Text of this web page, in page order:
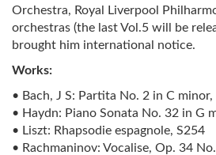
Orchestra, Royal Liverpool
orchestras (the last Vol.5 will be
brought him international notice.
Works:
• Bach, J S: Partita No. 2 in C
• Haydn: Piano Sonata No. 32 in G
• Liszt: Rhapsodie espagnole, S254
• Rachmaninov: Vocalise, Op. 34